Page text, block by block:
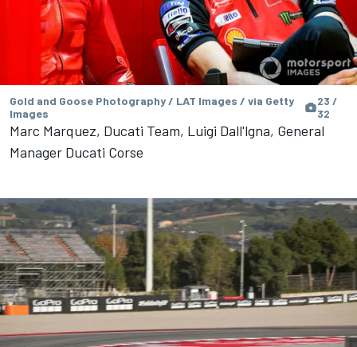
Gold and Goose Photography / LAT Images / via Getty
Images
23 /
32
Marc Marquez, Ducati Team, Luigi Dall'lgna, General
Manager Ducati Corse